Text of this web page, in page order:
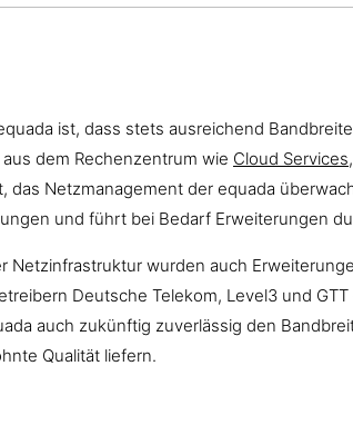
ist, dass stets ausreichend
dem Rechenzentrum wie Cloud Services,
das Netzmanagement der equada
und führt bei Bedarf Erweiterungen
Netzinfrastruktur wurden auch
Deutsche Telekom, Level3 und
auch zukünftig zuverlässig den
Qualität liefern.